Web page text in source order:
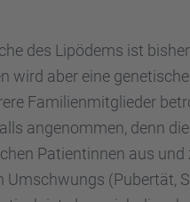
des Lipödems ist
wird aber eine
Famili­en­mit­glie­der
angenom­men, denn
Patien­tin­nen aus
Umschwungs (Puber­tät,